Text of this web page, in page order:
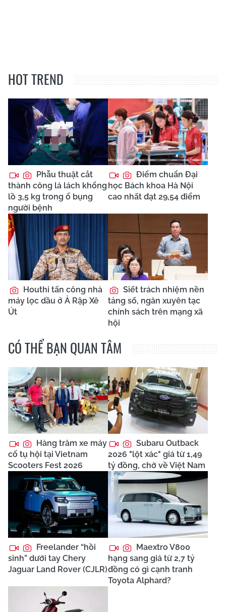
HOT TREND
Phẫu thuật cắt
thành công lá lách khổng
lồ 3,5 kg trong ổ bụng
người bệnh
Điểm chuẩn Đại
học Bách khoa Hà Nội
cao nhất đạt 29,54 điểm
Houthi tấn công nhà
máy lọc dầu ở Ả Rập Xê
Út
Siết trách nhiệm nền
tảng số, ngăn xuyên tạc
chính sách trên mạng xã
hội
CÓ THỂ BẠN QUAN TÂM
Hàng trăm xe máy
cổ tụ hội tại Vietnam
Scooters Fest 2026
Subaru Outback
2026 "lột xác" giá từ 1,49
tỷ đồng, chờ về Việt Nam
Freelander “hồi
sinh” dưới tay Chery
Jaguar Land Rover (CJLR)
Maextro V800
hạng sang giá từ 2,7 tỷ
đồng có gì cạnh tranh
Toyota Alphard?